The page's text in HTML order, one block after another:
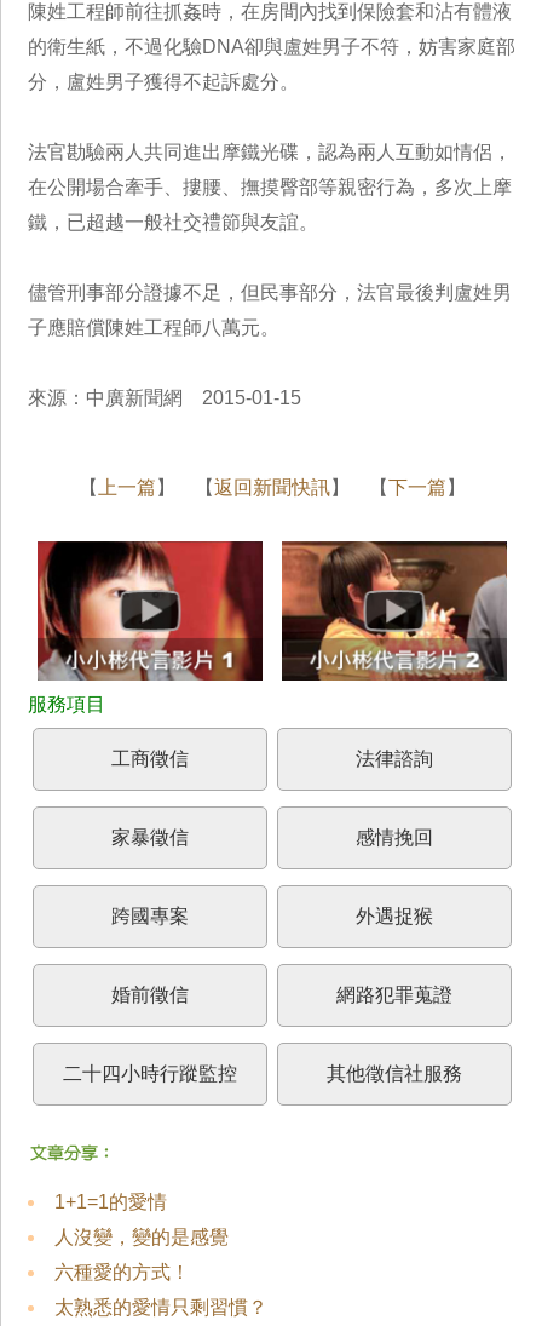
陳姓工程師前往抓姦時，在房間內找到保險套和沾有體液
的衛生紙，不過化驗DNA卻與盧姓男子不符，妨害家庭部
分，盧姓男子獲得不起訴處分。
法官勘驗兩人共同進出摩鐵光碟，認為兩人互動如情侶，
在公開場合牽手、摟腰、撫摸臀部等親密行為，多次上摩
鐵，已超越一般社交禮節與友誼。
儘管刑事部分證據不足，但民事部分，法官最後判盧姓男
子應賠償陳姓工程師八萬元。
來源：中廣新聞網 2015-01-15
【 上一篇 】 【返回新聞快訊】 【下一篇 】
工商徵信 法律諮詢
家暴徵信 感情挽回
跨國專案 外遇捉猴
婚前徵信 網路犯罪蒐證
二十四小時行蹤監控 其他徵信社服務
1+1=1的愛情
人沒變，變的是感覺
六種愛的方式！
太熟悉的愛情只剩習慣？